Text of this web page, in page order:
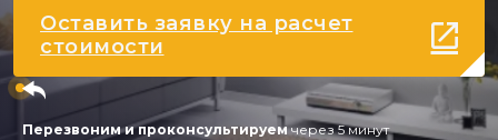
Оставить заявку на расчет
стоимости
Перезвоним и проконсультируемчерез 5 минут